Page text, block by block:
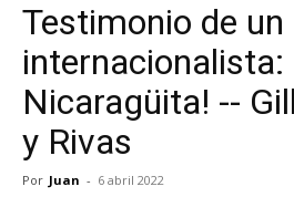
Testimonio de un
internacionalista:
Nicaragüita! --
y Rivas
Por Juan - 6 abril 2022